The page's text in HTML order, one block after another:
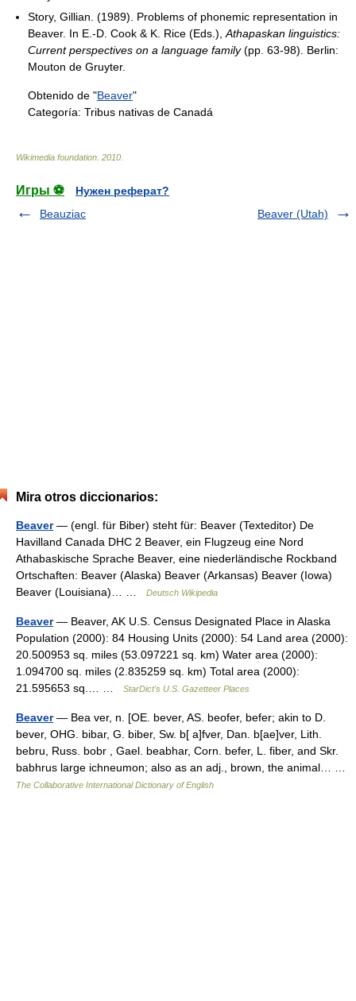
Story, Gillian. (1989). Problems of phonemic representation in
Beaver. In E.-D. Cook & K. Rice (Eds.), Athapaskan linguistics:
Current perspectives on a language family(pp. 63-98). Berlin:
Mouton de Gruyter.
Obtenido de "Beaver"
Categoría: Tribus nativas de Canadá
Wikimedia foundation 2010
Игры ⚽
Нужен реферат?
Beauziac
Beaver (Utah)
Mira otros diccionarios:
Beaver— (engl. für Biber) steht für: Beaver (Texteditor) De
Havilland Canada DHC 2 Beaver, ein Flugzeug eine Nord
Athabaskische Sprache Beaver, eine niederländische Rockband
Ortschaften: Beaver (Alaska) Beaver (Arkansas) Beaver (Iowa)
Beaver (Louisiana)… …
Deutsch Wikipedia
Beaver— Beaver, AK U.S. Census Designated Place in Alaska
Population (2000): 84 Housing Units (2000): 54 Land area (2000):
20.500953 sq. miles (53.097221 sq. km) Water area (2000):
1.094700 sq. miles (2.835259 sq. km) Total area (2000):
21.595653 sq.… …
StarDict's U.S. Gazetteer Places
Beaver— Bea ver, n. [OE. bever, AS. beofer, befer; akin to D.
bever, OHG. bibar, G. biber, Sw. b[ a]fver, Dan. b[ae]ver, Lith.
bebru, Russ. bobr , Gael. beabhar, Corn. befer, L. fiber, and Skr.
babhrus large ichneumon; also as an adj., brown, the animal… …
The Collaborative International Dictionary of English